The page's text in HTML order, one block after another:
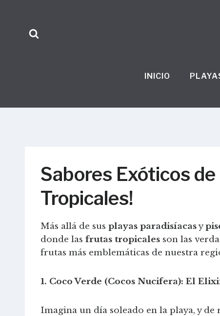
content
INICIO
Sabores Exóticos
Tropicales!
Más allá de sus playas paradisíacasy
donde las frutas tropicales son las
frutas más emblemáticas de nuestra
1. Coco Verde (Cocos Nucifera): El
Imagina un día soleado en la playa, y